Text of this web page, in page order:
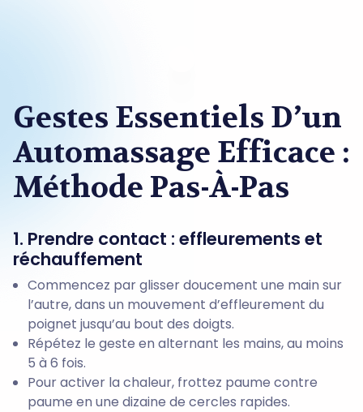
Gestes Essentiels D’un
Automassage Efficace :
Méthode Pas-À-Pas
1. Prendre contact : effleurements et
réchauffement
Commencez par glisser doucement une main sur
l’autre, dans un mouvement d’effleurement du
poignet jusqu’au bout des doigts.
Répétez le geste en alternant les mains, au moins
5 à 6 fois.
Pour activer la chaleur, frottez paume contre
paume en une dizaine de cercles rapides.